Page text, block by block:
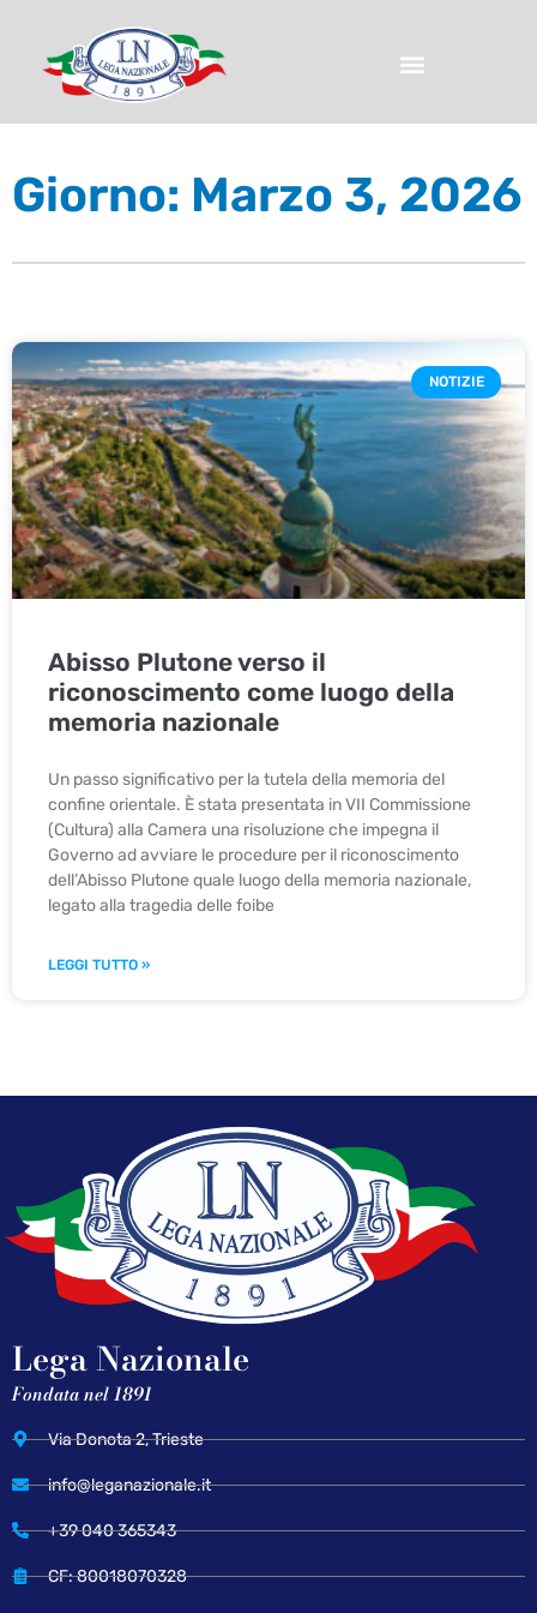
Giorno: Marzo 3, 2026
NOTIZIE
Abisso Plutone verso il
riconoscimento come luogo della
memoria nazionale
Un passo significativo per la tutela della memoria del
confine orientale. È stata presentata in VII Commissione
(Cultura) alla Camera una risoluzione che impegna il
Governo ad avviare le procedure per il riconoscimento
dell’Abisso Plutone quale luogo della memoria nazionale,
legato alla tragedia delle foibe
LEGGI TUTTO »
Lega Nazionale
Fondata nel 1891
Via Donota 2, Trieste
info@leganazionale.it
+39 040 365343
CF: 80018070328